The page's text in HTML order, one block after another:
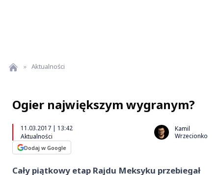
» Aktualności
Ogier największym wygranym?
11.03.2017 | 13:42
Aktualności
Dodaj w Google
Kamil
Wrzecionko
Cały piątkowy etap Rajdu Meksyku przebiegał